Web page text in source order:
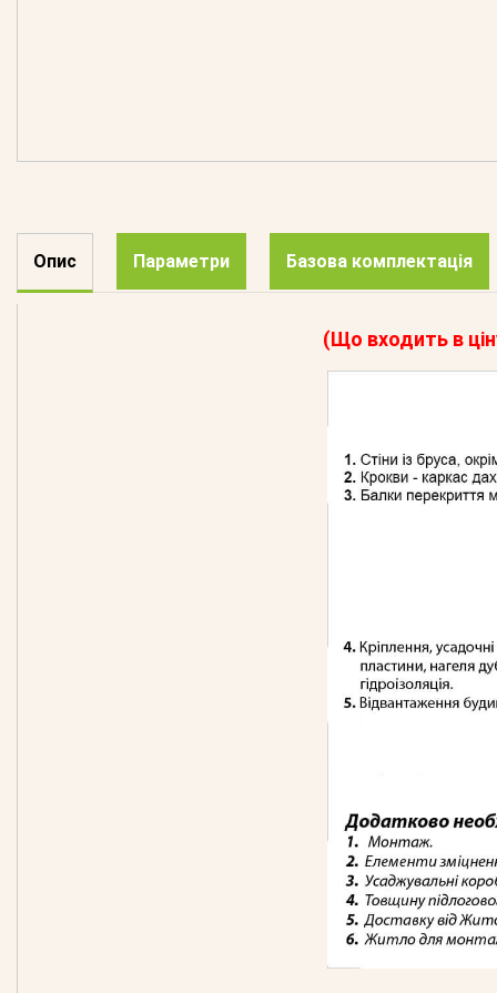
Опис Параметри Базова комплектація
(Що входить в